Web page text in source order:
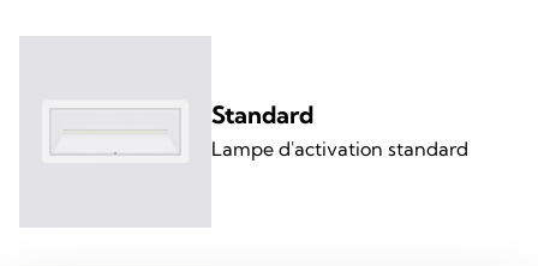
Standard
Lampe d'activation standard